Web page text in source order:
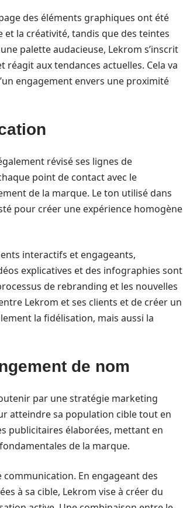
des éléments graphiques ont été
et la créativité, tandis que des teintes
palette audacieuse, Lekrom s’inscrit
aux tendances actuelles. Cela va
engagement envers une proximité
révisé ses lignes de
point de contact avec le
de la marque. Le ton utilisé dans
pour créer une expérience homogène
interactifs et engageants,
explicatives et des infographies sont
de rebranding et les nouvelles
Lekrom et ses clients et de créer un
la fidélisation, mais aussi la
de nom
par une stratégie marketing
atteindre sa population cible tout en
publicitaires élaborées, mettant en
de la marque.
En engageant des
à sa cible, Lekrom vise à créer du